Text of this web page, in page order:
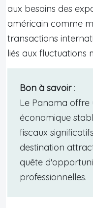
aux besoins des
américain comme
transactions
liés aux fluctuations
Bon à savoir:
Le Panama
économique
fiscaux
destination
quête
professionnelles.